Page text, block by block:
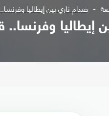
صدام ناري بين إيطاليا وفرنسا..
وفرنسا.. قرعة